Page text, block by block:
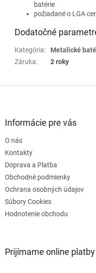
batérie
požiadané o LGA
Dodatočné
Kategória:
Metalické
Záruka: 2 roky
Informácie pre vás
O nás
Kontakty
Doprava a Platba
Obchodné podmienky
Ochrana osobných údajov
Súbory Cookies
Hodnotenie obchodu
Prijímame online platby